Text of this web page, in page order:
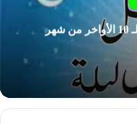
أفضل أعمال ليلة القدر في الـ 10 الأواخر من شهر